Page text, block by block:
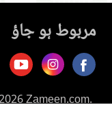
مربوط ہو جاؤ
Zameen.com.